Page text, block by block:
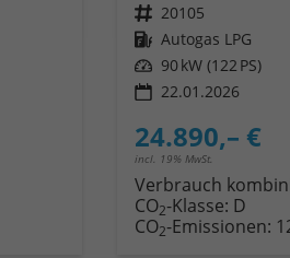
(PDF)
Fahrzeugnr. 20105
Kraftstoff Autogas LPG
Leistung 90 kW (122 PS)
22.01.2026
24.890,– €
incl. 19% MwSt.
Verbrauch
CO2-Klasse: D
CO2-Emissionen: